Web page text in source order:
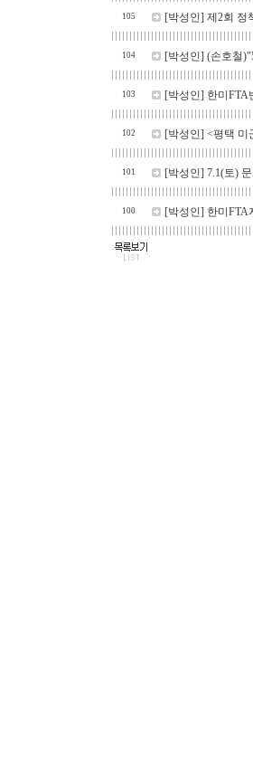
105 [박성인] 제2회 정
104 [박성인] (손호철
103 [박성인] 한미FTA
102 [박성인] <평택 미
101 [박성인] 7.1(토)
100 [박성인] 한미FTA